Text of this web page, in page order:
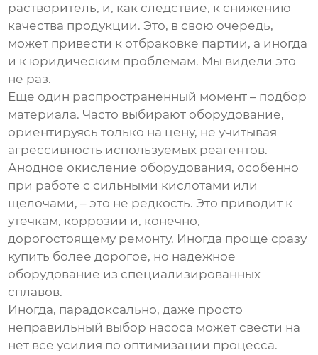
растворитель, и, как следствие, к снижению
качества продукции. Это, в свою очередь,
может привести к отбраковке партии, а иногда
и к юридическим проблемам. Мы видели это
не раз.
Еще один распространенный момент – подбор
материала. Часто выбирают оборудование,
ориентируясь только на цену, не учитывая
агрессивность используемых реагентов.
Анодное окисление оборудования, особенно
при работе с сильными кислотами или
щелочами, – это не редкость. Это приводит к
утечкам, коррозии и, конечно,
дорогостоящему ремонту. Иногда проще сразу
купить более дорогое, но надежное
оборудование из специализированных
сплавов.
Иногда, парадоксально, даже просто
неправильный выбор насоса может свести на
нет все усилия по оптимизации процесса.